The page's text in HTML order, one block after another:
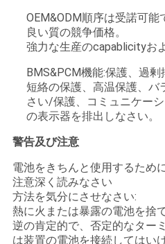
OEM&ODM順序は受諾可能
良い質の競争価格。
強力な生産のcapablicityお
BMS&PCM機能:保護、過剰
短絡の保護、高温保護、バ
さい/保護、コミュニケー
の表示器を排出しなさい。
警告及び注意
電池をきちんと使用するため
注意深く読みなさい
方法を気分にさせなさい:
熱に火または暴露の電池を捨
逆の肯定的で、否定的なター
は装置の電池を接続してはい